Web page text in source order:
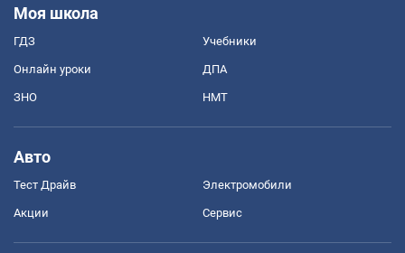
Моя школа
ГДЗ Учебники
Онлайн уроки ДПА
ЗНО НМТ
Авто
Тест Драйв Электромобили
Акции Сервис